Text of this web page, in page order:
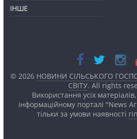
ІНШЕ
© 2026 НОВИНИ СІЛЬСЬКОГО
СВІТУ. All rights
Використання усіх
інформаційному порталі "News
тільки за умови наявності